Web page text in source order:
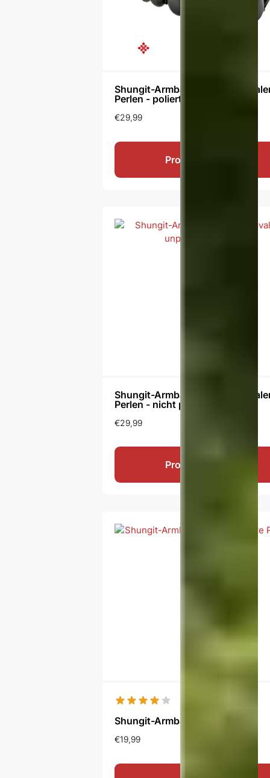
Shungit-Armband Arina mit
Perlen - poliert
€29,99
Produkt ansehen
Shungit-Armband Arina mit
Perlen - nicht poliert
€29,99
Produkt ansehen
Shungit-Armband Blesk
€19,99